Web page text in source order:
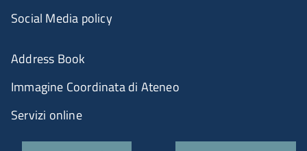
Social Media policy
Address Book
Immagine Coordinata di Ateneo
Servizi online